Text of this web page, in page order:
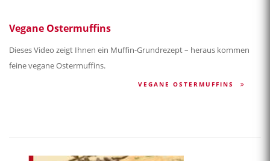
Vegane Ostermuffins
Dieses Video zeigt Ihnen ein Muffin-Grundrezept – heraus kommen
feine vegane Ostermuffins.
VEGANE OSTERMUFFINS